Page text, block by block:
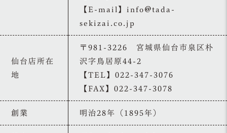
【E-mail】info
tada-
sekizai.co.jp
仙台店所在
地
〒981-3226 宮城県仙台市泉区朴
沢字鳥居原44-2
【TEL】022-347-3076
【FAX】022-347-3078
創業 明治28年（1895年）